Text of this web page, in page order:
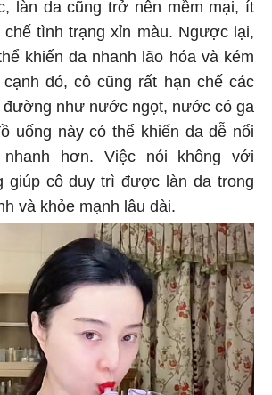
làn da cũng trở nên mềm mại, ít
tình trạng xỉn màu. Ngược lại,
khiến da nhanh lão hóa và kém
đó, cô cũng rất hạn chế các
đường như nước ngọt, nước có ga
uống này có thể khiến da dễ nổi
hơn. Việc nói không với
giúp cô duy trì được làn da trong
và khỏe mạnh lâu dài.